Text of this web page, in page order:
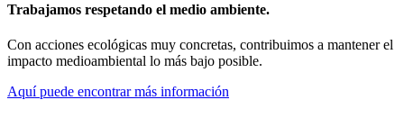
Trabajamos respetando el medio ambiente.
Con acciones ecológicas muy concretas, contribuimos a mantener el
impacto medioambiental lo más bajo posible.
Aquí puede encontrar más información